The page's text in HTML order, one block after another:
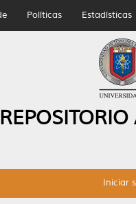
Políticas Estadísticas
Iniciar